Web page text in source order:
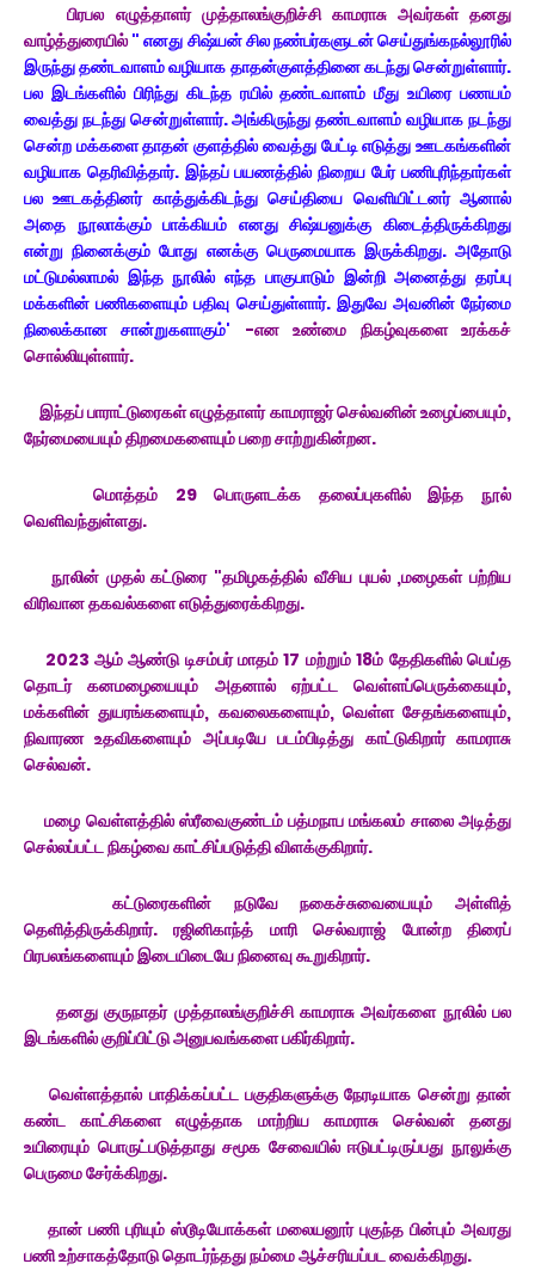
பிரபல எழுத்தாளர் முத்தாலங்குறிச்சி காமராசு அவர்கள் தனது
வாழ்த்துரையில்" எனது சிஷ்யன் சில நண்பர்களுடன் செய்துங்கநல்லூரில்
இருந்து தண்டவாளம் வழியாக தாதன்குளத்தினை கடந்து சென்றுள்ளார்.
பல இடங்களில் பிரிந்து கிடந்த ரயில் தண்டவாளம் மீது உயிரை பணயம்
வைத்து நடந்து சென்றுள்ளார். அங்கிருந்து தண்டவாளம் வழியாக நடந்து
சென்ற மக்களை தாதன் குளத்தில் வைத்து பேட்டி எடுத்து ஊடகங்களின்
வழியாக தெரிவித்தார். இந்தப் பயணத்தில் நிறைய பேர் பணிபுரிந்தார்கள்
பல ஊடகத்தினர் காத்துக்கிடந்து செய்தியை வெளியிட்டனர் ஆனால்
அதை நூலாக்கும் பாக்கியம் எனது சிஷ்யனுக்கு கிடைத்திருக்கிறது
என்று நினைக்கும் போது எனக்கு பெருமையாக இருக்கிறது. அதோடு
மட்டுமல்லாமல் இந்த நூலில் எந்த பாகுபாடும் இன்றி அனைத்து தரப்பு
மக்களின் பணிகளையும் பதிவு செய்துள்ளார். இதுவே அவனின் நேர்மை
நிலைக்கான சான்றுகளாகும்' -என உண்மை நிகழ்வுகளை உரக்கச்
சொல்லியுள்ளார்.
இந்தப் பாராட்டுரைகள் எழுத்தாளர் காமராஜர் செல்வனின் உழைப்பையும்,
நேர்மையையும் திறமைகளையும் பறை சாற்றுகின்றன.
மொத்தம் 29 பொருளடக்க தலைப்புகளில் இந்த நூல்
வெளிவந்துள்ளது.
நூலின் முதல் கட்டுரை "தமிழகத்தில் வீசிய புயல் ,மழைகள் பற்றிய
விரிவான தகவல்களை எடுத்துரைக்கிறது.
2023 ஆம் ஆண்டு டிசம்பர் மாதம் 17 மற்றும் 18ம் தேதிகளில் பெய்த
தொடர் கனமழையையும் அதனால் ஏற்பட்ட வெள்ளப்பெருக்கையும்,
மக்களின் துயரங்களையும், கவலைகளையும், வெள்ள சேதங்களையும்,
நிவாரண உதவிகளையும் அப்படியே படம்பிடித்து காட்டுகிறார் காமராசு
செல்வன்.
மழை வெள்ளத்தில் ஸ்ரீவைகுண்டம் பத்மநாப மங்கலம் சாலை அடித்து
செல்லப்பட்ட நிகழ்வை காட்சிப்படுத்தி விளக்குகிறார்.
கட்டுரைகளின் நடுவே நகைச்சுவையையும் அள்ளித்
தெளித்திருக்கிறார். ரஜினிகாந்த் மாரி செல்வராஜ் போன்ற திரைப்
பிரபலங்களையும் இடையிடையே நினைவு கூறுகிறார்.
தனது குருநாதர் முத்தாலங்குறிச்சி காமராசு அவர்களை நூலில் பல
இடங்களில் குறிப்பிட்டு அனுபவங்களை பகிர்கிறார்.
வெள்ளத்தால் பாதிக்கப்பட்ட பகுதிகளுக்கு நேரடியாக சென்று தான்
கண்ட காட்சிகளை எழுத்தாக மாற்றிய காமராசு செல்வன் தனது
உயிரையும் பொருட்படுத்தாது சமூக சேவையில் ஈடுபட்டிருப்பது நூலுக்கு
பெருமை சேர்க்கிறது.
தான் பணி புரியும் ஸ்டூடியோக்கள் மலையனூர் புகுந்த பின்பும் அவரது
பணி உற்சாகத்தோடு தொடர்ந்தது நம்மை ஆச்சரியப்பட வைக்கிறது.